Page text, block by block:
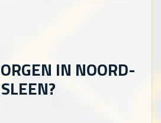
IN NOORD-
SLEEN?